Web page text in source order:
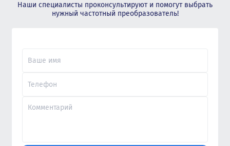
Наши специалисты проконсультируют и помогут выбрать
нужный частотный преобразователь!